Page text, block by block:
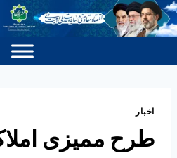
اخبار
طرح ممیزی